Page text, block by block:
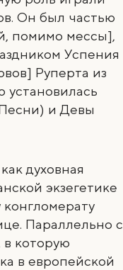
Он был частью
помимо мессы],
Успения
Руперта из
установилась
и Девы
духовная
экзегетике
Параллельно с
которую
в европейской